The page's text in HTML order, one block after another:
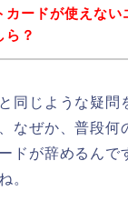
カードが使えない
ら？
同じような疑問
なぜか、普段何
ドが辞めるんで
。